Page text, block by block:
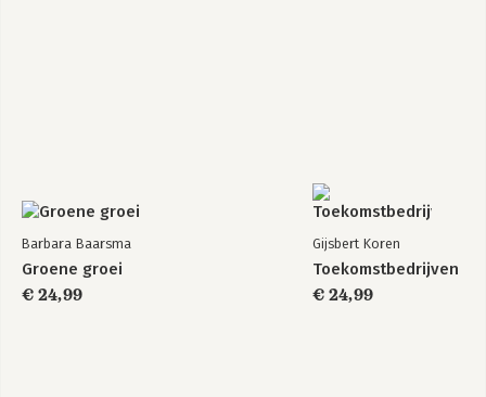
Barbara Baarsma
Groene groei
€ 24,99
Gijsbert Koren
Toekomstbedrijven
€ 24,99